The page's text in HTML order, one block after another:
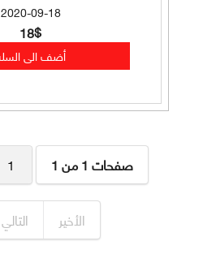
2020-09-18
18$
1 صفحات 1 من 1
التالي الأخير